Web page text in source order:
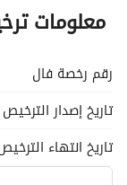
معلومات
رقم رخصة فال
تاريخ إصدار الترخيص
تاريخ انتهاء